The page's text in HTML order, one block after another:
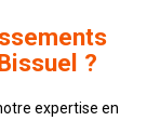
?
expertise en